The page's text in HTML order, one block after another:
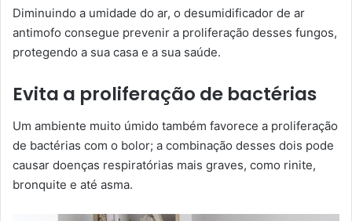
Diminuindo a umidade do ar, o desumidificador de ar
antimofo consegue prevenir a proliferação desses fungos,
protegendo a sua casa e a sua saúde.
Evita a proliferação de bactérias
Um ambiente muito úmido também favorece a proliferação
de bactérias com o bolor; a combinação desses dois pode
causar doenças respiratórias mais graves, como rinite,
bronquite e até asma.